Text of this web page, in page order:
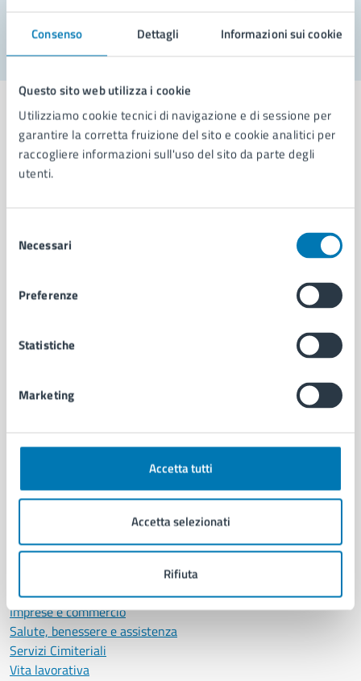
Consenso Dettagli Informazioni sui cookie
Questo sito web utilizza i cookie
Utilizziamo cookie tecnici di navigazione e di sessione per
garantire la corretta fruizione del sito e cookie analitici per
raccogliere informazioni sull'uso del sito da parte degli
utenti.
delNecessari
Preferenze
Statistiche
Marketing
Accetta tutti
Accetta selezionati
Rifiuta
Comune di Napoli
Aree amministrative
Uffici
Politici
Intranet, posta aziendale e protocollo
CATEGORIE DI SERVIZIO
Anagrafe e stato civile
Documenti e certificati
Giustizia e sicurezza pubblica
Imprese e commercio
Salute, benessere e assistenza
Servizi Cimiteriali
Vita lavorativa